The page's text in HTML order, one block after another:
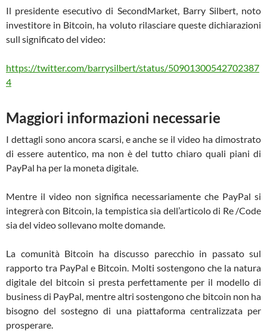
Il presidente esecutivo di SecondMarket, Barry Silbert, noto
investitore in Bitcoin, ha voluto rilasciare queste dichiarazioni
sull significato del video:
https://twitter.com/barrysilbert/status/50901300542702387
4
Maggiori informazioni necessarie
I dettagli sono ancora scarsi, e anche se il video ha dimostrato
di essere autentico, ma non è del tutto chiaro quali piani di
PayPal ha per la moneta digitale.
Mentre il video non significa necessariamente che PayPal si
integrerà con Bitcoin, la tempistica sia dell’articolo di Re /Code
sia del video sollevano molte domande.
La comunità Bitcoin ha discusso parecchio in passato sul
rapporto tra PayPal e Bitcoin. Molti sostengono che la natura
digitale del bitcoin si presta perfettamente per il modello di
business di PayPal, mentre altri sostengono che bitcoin non ha
bisogno del sostegno di una piattaforma centralizzata per
prosperare.